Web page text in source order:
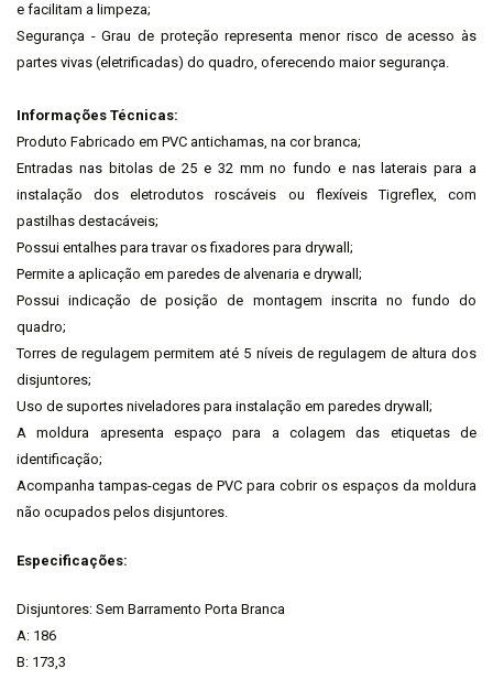
e facilitam a limpeza;
Segurança - Grau de proteção representa menor risco de acesso às
partes vivas (eletrificadas) do quadro, oferecendo maior segurança.
Informações Técnicas:
Produto Fabricado em PVC antichamas, na cor branca;
Entradas nas bitolas de 25 e 32 mm no fundo e nas laterais para a
instalação dos eletrodutos roscáveis ou flexíveis Tigreflex, com
pastilhas destacáveis;
Possui entalhes para travar os fixadores para drywall;
Permite a aplicação em paredes de alvenaria e drywall;
Possui indicação de posição de montagem inscrita no fundo do
quadro;
Torres de regulagem permitem até 5 níveis de regulagem de altura dos
disjuntores;
Uso de suportes niveladores para instalação em paredes drywall;
A moldura apresenta espaço para a colagem das etiquetas de
identificação;
Acompanha tampas-cegas de PVC para cobrir os espaços da moldura
não ocupados pelos disjuntores.
Especificações:
Disjuntores: Sem Barramento Porta Branca
A: 186
B: 173,3